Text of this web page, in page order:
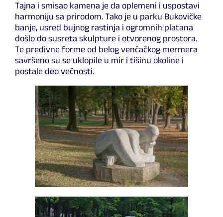
Tajna i smisao kamena je da oplemeni i uspostavi
harmoniju sa prirodom. Tako je u parku Bukovičke
banje, usred bujnog rastinja i ogromnih platana
došlo do susreta skulpture i otvorenog prostora.
Te predivne forme od belog venčačkog mermera
savršeno su se uklopile u mir i tišinu okoline i
postale deo večnosti.